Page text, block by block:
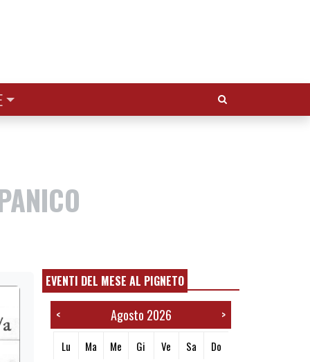
Cerca:
EVENTI DEL MESE AL PIGNETO
< Agosto 2026 >
Lu Ma Me Gi Ve Sa Do